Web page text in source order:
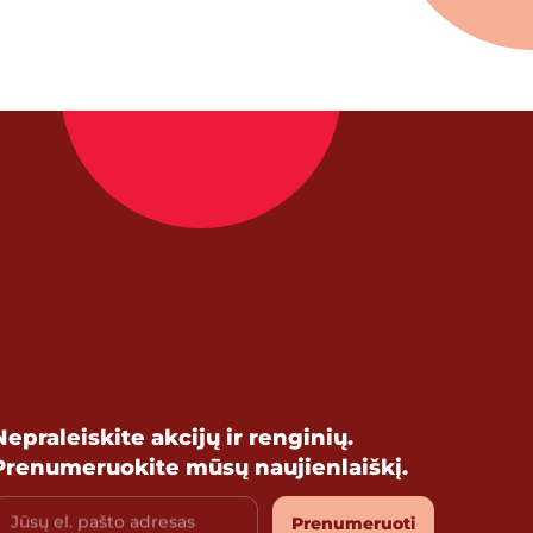
akcijų ir renginių.
mūsų naujienlaiškį.
Jūsų el. pašto adresas Prenumeruoti